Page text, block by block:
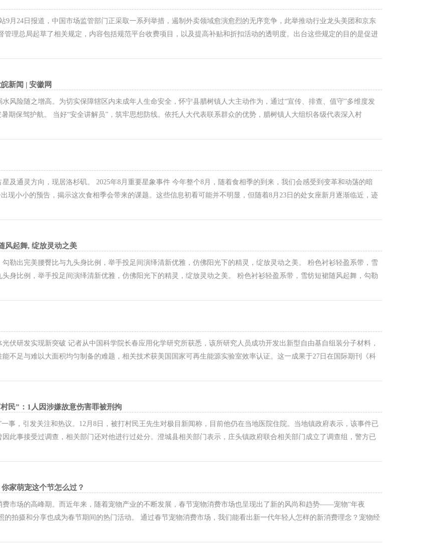
9月24日报道，中国市场监管部门正采取一系列举措，遏制外卖领域愈演愈烈的无序竞争，此举推动行业龙头美团和京东
管理总局起草了相关规定，内容包括规范平台收费项目，以及提高补贴和折扣活动的透明度。出台这些规定的目的是促进
间，同时也给商家和外卖骑...
新闻 | 安徽网
风险随之增高。为切实保障辖区内未成年人生命安全，怀宁县腊树镇人大主动作为，通过“宣传、排查、值守”多维度发
期保驾护航。 当好“安全讲解员”，筑牢思想防线。依托人大代表联系群众的优势，腊树镇人大组织各级代表深入村
安全常识，重点提醒留守儿...
及通灵方向，现居洛杉矶。 2025年8月重要星象事件 今年整个8月，随着食相季的到来，我们会感受到变革和动荡的暗
现小小的预告，揭示这次食相季会带来的课题。这些信息初看可能并不明显，但随着8月23日的处女座新月逐渐临近，迹
在月全食之时】。...
风起舞, 绽放灵动之美
勒出完美腰臀比与九头身比例，举手投足间演绎清新优雅，仿佛阳光下的精灵，绽放灵动之美。 粉色衬衫轻盈系带，雪
身比例，举手投足间演绎清新优雅，仿佛阳光下的精灵，绽放灵动之美。 粉色衬衫轻盈系带，雪纺短裙随风起舞，勾勒
下的精灵，绽放灵动之美。 粉...
伏研发实现新突破 记者从中国科学院长春应用化学研究所获悉，该所研究人员成功开发出新型自由基自组装分子材料，
不足与难以大面积均匀制备的难题，相关技术获美国国家可再生能源实验室效率认证。这一成果于27日在国际期刊《科
存在载流子传输能力不足、化学...
民”：1人因涉嫌故意伤害罪被刑拘
事，引发关注和热议。12月8日，被打村民王先生对极目新闻称，目前他仍在当地医院住院。当地镇政府表示，该事件已
此事接受过调查，相关部门还对他进行过处分。澄城县相关部门表示，庄头镇政府联合相关部门成立了调查组，警方已
城县庄头镇醍醐村村民王先...
家萌宠这个节怎么过？
市场的高峰期。而近年来，随着宠物产业的不断发展，春节宠物消费市场也呈现出了新的风尚和趋势——宠物“年夜
的拍摄和分享也成为春节期间的热门活动。 通过春节宠物消费市场，我们能看出新一代年轻人怎样的新消费理念？宠物经
主角之一。养宠消费者们通过...